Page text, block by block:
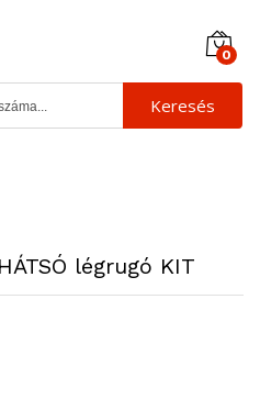
0
Keresés
légrugó KIT